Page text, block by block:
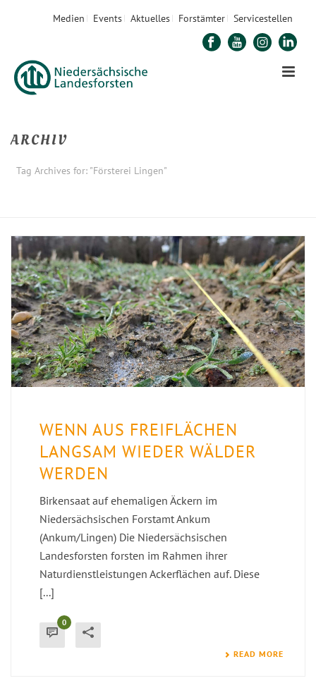
Medien Events Aktuelles Forstämter Servicestellen
ARCHIV
Tag Archives for: "Försterei Lingen"
WENN AUS FREIFLÄCHEN
LANGSAM WIEDER WÄLDER
WERDEN
Birkensaat auf ehemaligen Äckern im
Niedersächsischen Forstamt Ankum
(Ankum/Lingen) Die Niedersächsischen
Landesforsten forsten im Rahmen ihrer
Naturdienstleistungen Ackerflächen auf. Diese
[...]
0
READ MORE